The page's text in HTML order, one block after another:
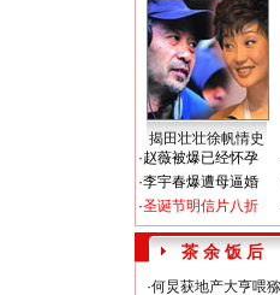
揭田壮壮徐帆情史
·赵薇被爆已经怀孕
·李宇春爆遭母逼婚
·圣诞节明信片八折
茶 余 饭 后
·何炅获地产大亨喂